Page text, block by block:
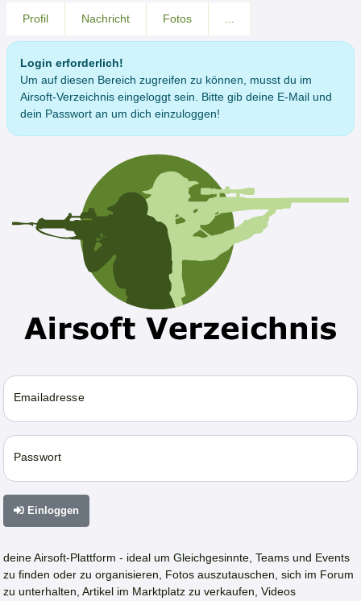
Profil Nachricht Fotos
Login erforderlich!
Um auf diesen Bereich zugreifen zu können, musst du im
Airsoft-Verzeichnis eingeloggt sein. Bitte gib deine E-Mail und
dein Passwort an um dich einzuloggen!
Emailadresse
Passwort
Einloggen
deine Airsoft-Plattform - ideal um Gleichgesinnte, Teams und Events
zu finden oder zu organisieren, Fotos auszutauschen, sich im Forum
zu unterhalten, Artikel im Marktplatz zu verkaufen, Videos